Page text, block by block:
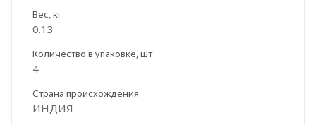
Вес, кг
0.13
Количество в упаковке, шт
4
Страна происхождения
ИНДИЯ